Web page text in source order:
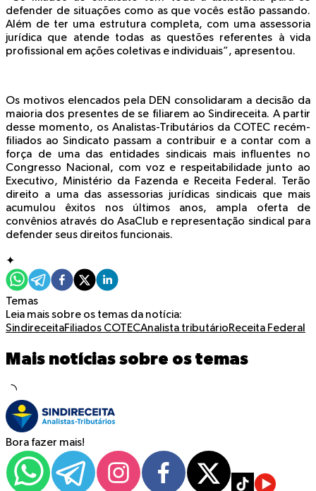
defender de situações como as que vocês estão passando.
Além de ter uma estrutura completa, com uma assessoria
jurídica que atende todas as questões referentes à vida
profissional em ações coletivas e individuais”, apresentou.
Os motivos elencados pela DEN consolidaram a decisão da
maioria dos presentes de se filiarem ao Sindireceita. A partir
desse momento, os Analistas-Tributários da COTEC recém-
filiados ao Sindicato passam a contribuir e a contar com a
força de uma das entidades sindicais mais influentes no
Congresso Nacional, com voz e respeitabilidade junto ao
Executivo, Ministério da Fazenda e Receita Federal. Terão
direito a uma das assessorias jurídicas sindicais que mais
acumulou êxitos nos últimos anos, ampla oferta de
convênios através do AsaClub e representação sindical para
defender seus direitos funcionais.
✦
Temas
Leia mais sobre os temas da notícia:
SindireceitaFiliados COTECAnalista tributárioReceita Federal
Mais notícias sobre os temas
Bora fazer mais!